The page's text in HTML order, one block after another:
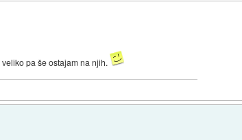
pa še ostajam na njih.